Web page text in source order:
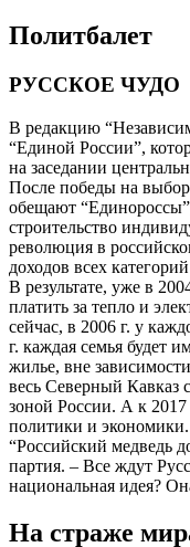
Политбалет
РУССКОЕ ЧУДО
В редакцию
“Единой России”,
на заседании
После победы на
обещают
строительство
революция в
доходов всех
В результате, уже в
платить за тепло и
сейчас, в 2006 г. у
г. каждая семья будет
жилье, вне
весь Северный Кавказ
зоной России. А к 2017
политики и экономики.
“Российский медведь
партия. – Все ждут
национальная идея?
На страже